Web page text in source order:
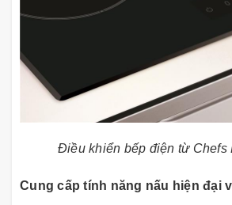
Điều khiển bếp điện từ Chefs
Cung cấp tính năng nấu hiện đại